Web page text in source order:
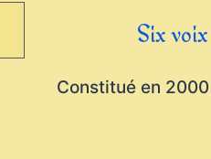
Six voix
Constitué en